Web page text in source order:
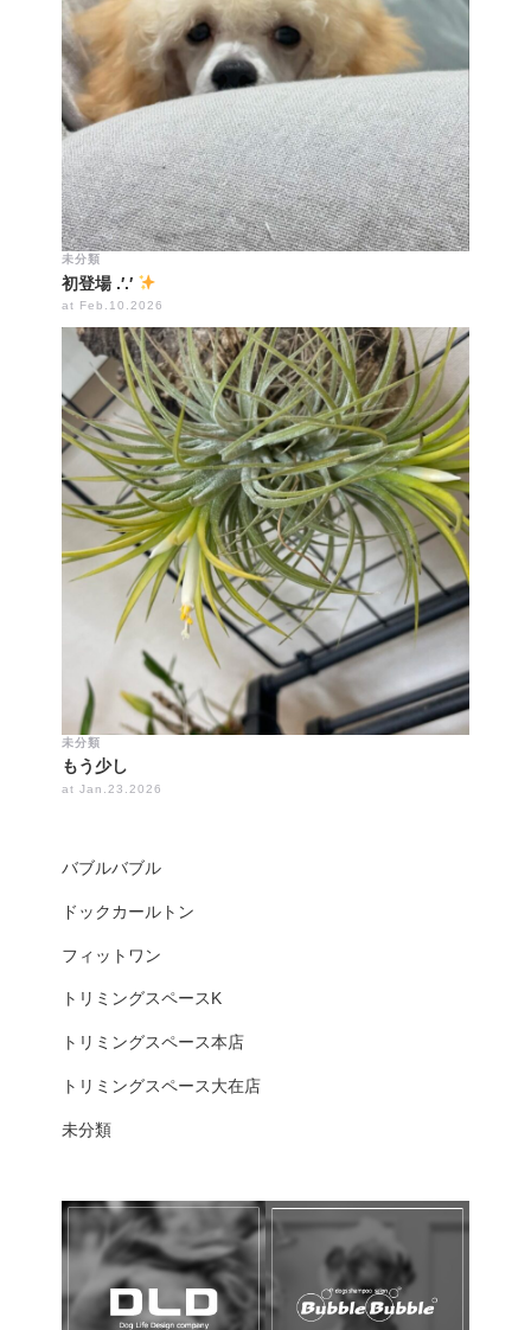
バブルバブル
ドックカールトン
フィットワン
トリミングスペースK
トリミングスペース本店
トリミングスペース大在店
未分類
未分類
初登場 .′.′
at Feb.10.2026
未分類
もう少し
at Jan.23.2026